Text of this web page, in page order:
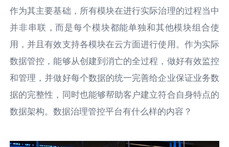
作为其主要基础，所有模块在进行实际治理的过程当中
并非串联，而是每个模块都能单独和其他模块组合使
用，并且有效支持各模块在云方面进行使用。作为实际
数据管控，能够从创建到消亡的全过程，做好有效监控
和管理，并做好每个数据的统一完善给企业保证业务数
据的完整性，同时也能够帮助客户建立符合自身特点的
数据架构。数据治理管控平台有什么样的内容？